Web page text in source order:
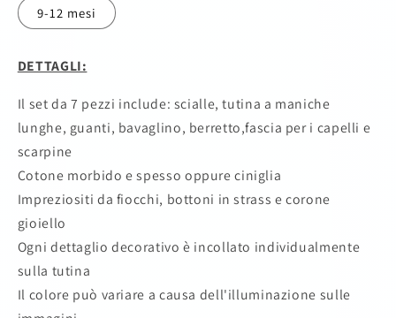
9-12 mesi
DETTAGLI:
Il set da 7 pezzi include: scialle, tutina a maniche
lunghe, guanti, bavaglino, berretto,fascia per i capelli e
scarpine
Cotone morbido e spesso oppure ciniglia
Impreziositi da fiocchi, bottoni in strass e corone
gioiello
Ogni dettaglio decorativo è incollato individualmente
sulla tutina
Il colore può variare a causa dell'illuminazione sulle